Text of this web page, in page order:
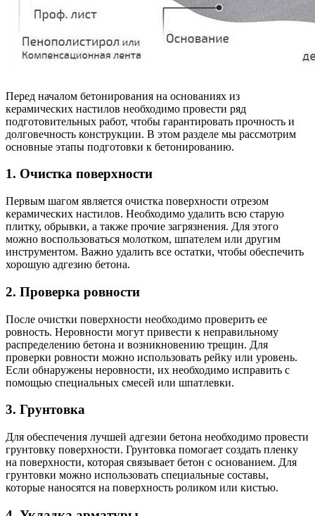
Перед началом бетонирования на основаниях из
керамических настилов необходимо провести ряд
подготовительных работ, чтобы гарантировать прочность и
долговечность конструкции. В этом разделе мы рассмотрим
основные этапы подготовки к бетонированию.
1. Очистка поверхности
Первым шагом является очистка поверхности отрезом
керамических настилов. Необходимо удалить всю старую
плитку, обрывки, а также прочие загрязнения. Для этого
можно воспользоваться молотком, шпателем или другим
инструментом. Важно удалить все остатки, чтобы обеспечить
хорошую адгезию бетона.
2. Проверка ровности
После очистки поверхности необходимо проверить ее
ровность. Неровности могут привести к неправильному
распределению бетона и возникновению трещин. Для
проверки ровности можно использовать рейку или уровень.
Если обнаружены неровности, их необходимо исправить с
помощью специальных смесей или шпатлевки.
3. Грунтовка
Для обеспечения лучшей адгезии бетона необходимо провести
грунтовку поверхности. Грунтовка помогает создать пленку
на поверхности, которая связывает бетон с основанием. Для
грунтовки можно использовать специальные составы,
которые наносятся на поверхность роликом или кистью.